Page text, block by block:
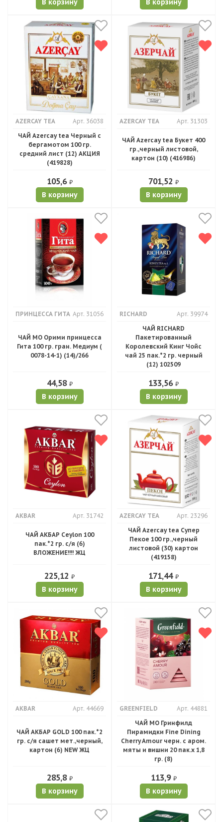
AZERCAY TEA
Арт. 36038
ЧАЙ Azercay tea Черный с
бергамотом 100 гр.
средний лист (12) АКЦИЯ
(419828)
105,6 ₽
В корзину
AZERCAY TEA Арт. 31303
ЧАЙ Azercay tea Букет 400
гр.,черный листовой,
картон (10) (416986)
701,52 ₽
В корзину
ПРИНЦЕССА ГИТА Арт. 31056
ЧАЙ МО Орими принцесса
Гита 100 гр. гран. Медиум (
0078-14-1) (14)/266
44,58 ₽
В корзину
RICHARD
Арт. 39974
ЧАЙ RICHARD
Пакетированный
Королевский Кинг Чойс
чай 25 пак.*2 гр. черный
(12) 102509
133,56 ₽
В корзину
AKBAR Арт. 31742
ЧАЙ АКБАР Ceylon 100
пак.*2 гр. с/я (6)
ВЛОЖЕНИЕ!!!! ЖЦ
225,12 ₽
В корзину
AZERCAY TEA
Арт. 23296
ЧАЙ Azercay tea Супер
Пекое 100 гр.,черный
листовой (30) картон
(419158)
171,44 ₽
В корзину
AKBAR Арт. 44669
ЧАЙ АКБАР GOLD 100 пак.*2
гр. с/я сашет мет.,черный,
картон (6) NEW ЖЦ
285,8 ₽
В корзину
GREENFIELD
Арт. 44881
ЧАЙ МО Гринфилд
Пирамидки Fine Dining
Cherry Amour черн. с аром.
мяты и вишни 20 пак.х 1,8
гр. (8)
113,9 ₽
В корзину